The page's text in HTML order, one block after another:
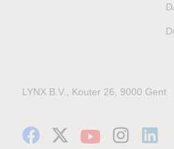
LYNX B.V., Kouter 26, 9000 Gent